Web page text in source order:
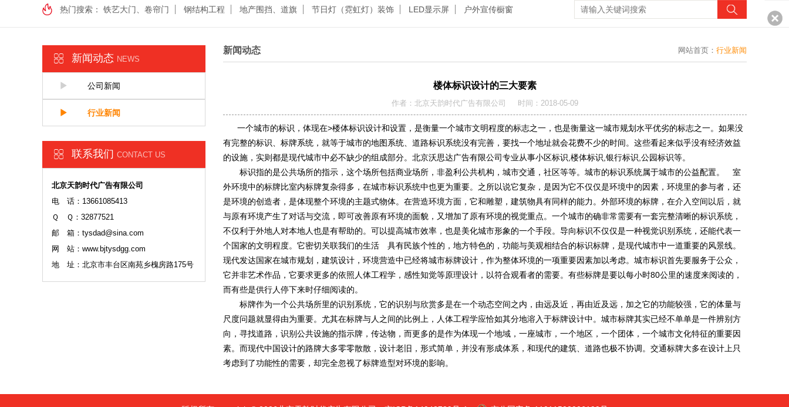
热门搜索： 铁艺大门、卷帘门 钢结构工程 地产围挡、道旗 节日灯（霓虹灯）装饰 LED显示屏 户外宣传橱窗
新闻动态 NEWS
公司新闻
行业新闻
联系我们 CONTACT US
北京天韵时代广告有限公司
电 话：13661085413
Ｑ Ｑ：32877521
邮 箱：tysdad@sina.com
网 站：www.bjtysdgg.com
地 址：北京市丰台区南苑乡槐房路175号
新闻动态 网站首页 ： 行业新闻
楼体标识设计的三大要素
作者：北京天韵时代广告有限公司 时间：2018-05-09
一个城市的标识，体现在>楼体标识设计和设置，是衡量一个城市文明程度的标志之一，也是衡量这一城市规划水平优劣的标志之一。如果没
有完整的标识、标牌系统，就等于城市的地图系统、道路标识系统没有完善，要找一个地址就会花费不少的时间。这些看起来似乎没有经济效益
的设施，实则都是现代城市中必不缺少的组成部分。北京沃思达广告有限公司专业从事小区标识,楼体标识,银行标识,公园标识等。
标识指的是公共场所的指示，这个场所包括商业场所，非盈利公共机构，城市交通，社区等等。城市的标识系统属于城市的公益配置。 室
外环境中的标牌比室内标牌复杂得多，在城市标识系统中也更为重要。之所以说它复杂，是因为它不仅仅是环境中的因素，环境里的参与者，还
是环境的创造者，是体现整个环境的主题式物体。在营造环境方面，它和雕塑，建筑物具有同样的能力。外部环境的标牌，在介入空间以后，就
与原有环境产生了对话与交流，即可改善原有环境的面貌，又增加了原有环境的视觉重点。一个城市的确非常需要有一套完整清晰的标识系统，
不仅利于外地人对本地人也是有帮助的。可以提高城市效率，也是美化城市形象的一个手段。导向标识不仅仅是一种视觉识别系统，还能代表一
个国家的文明程度。它密切关联我们的生活 具有民族个性的，地方特色的，功能与美观相结合的标识标牌，是现代城市中一道重要的风景线。
现代发达国家在城市规划，建筑设计，环境营造中已经将城市标牌设计，作为整体环境的一项重要因素加以考虑。城市标识首先要服务于公众，
它并非艺术作品，它要求更多的依照人体工程学，感性知觉等原理设计，以符合观看者的需要。有些标牌是要以每小时80公里的速度来阅读的，
而有些是供行人停下来时仔细阅读的。
标牌作为一个公共场所里的识别系统，它的识别与欣赏多是在一个动态空间之内，由远及近，再由近及远，加之它的功能较强，它的体量与
尺度问题就显得由为重要。尤其在标牌与人之间的比例上，人体工程学应恰如其分地溶入于标牌设计中。城市标牌其实已经不单单是一件辨别方
向，寻找道路，识别公共设施的指示牌，传达物，而更多的是作为体现一个地域，一座城市，一个地区，一个团体，一个城市文化特征的重要因
素。而现代中国设计的路牌大多零零散散，设计老旧，形式简单，并没有形成体系，和现代的建筑、道路也极不协调。交通标牌大多在设计上只
考虑到了功能性的需要，却完全忽视了标牌造型对环境的影响。